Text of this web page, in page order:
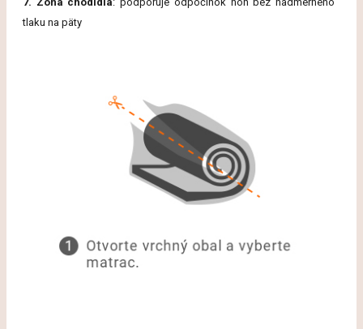
tlaku na päty